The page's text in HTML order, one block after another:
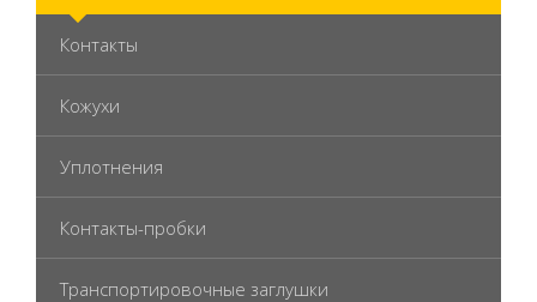
Контакты
Кожухи
Уплотнения
Контакты-пробки
Транспортировочные заглушки